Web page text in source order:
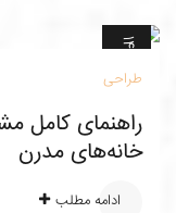
1
3
خ
ر
د
ا
د
1
4
0
4
طراحی
راهنمای کامل
خانه‌های مدرن
ادامه مطلب